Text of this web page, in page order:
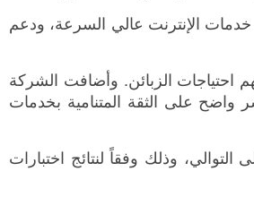
خدمات الإنترنت عالي السرعة، ودعم
احتياجات الزبائن. وأضافت الشركة
المملكة، وهو مؤشر واضح على الثقة المتنامية بخدمات
"أسرع شبكة إنترنت ثابت - فايبر" في المملكة لعام 2024 وللسنة الثالثة على التوالي، وذلك وفقاً لنتائج اختبارات